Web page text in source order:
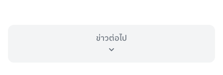
ข่าวต่อไป